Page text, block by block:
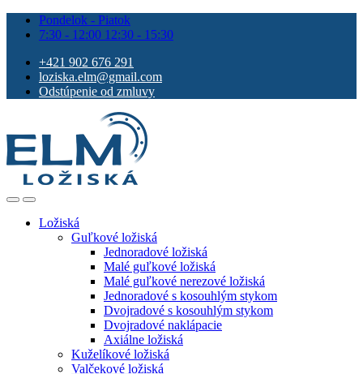
Pondelok - Piatok
7:30 - 12:00 12:30 - 15:30
+421 902 676 291
loziska.elm@gmail.com
Odstúpenie od zmluvy
Ložiská
Guľkové ložiská
Jednoradové ložiská
Malé guľkové ložiská
Malé guľkové nerezové ložiská
Jednoradové s kosouhlým stykom
Dvojradové s kosouhlým stykom
Dvojradové naklápacie
Axiálne ložiská
Kuželíkové ložiská
Valčekové ložiská